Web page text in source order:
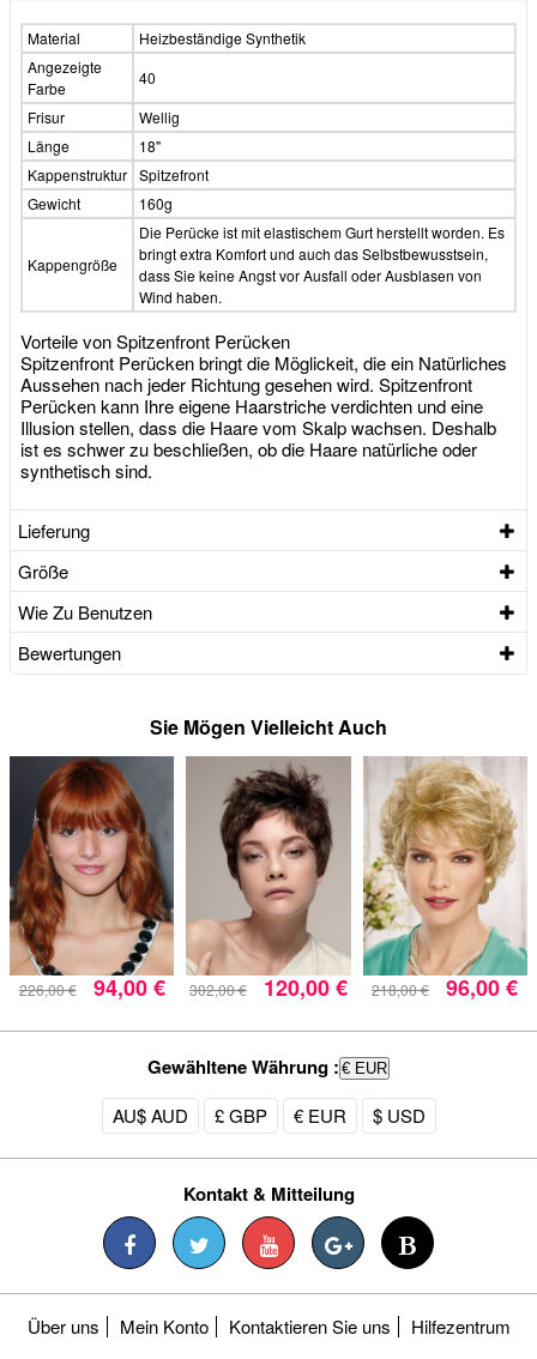
Material
Heizbeständige Synthetik
Angezeigte
Farbe
40
Frisur
Wellig
Länge
18"
Kappenstruktur Spitzefront
Gewicht
160g
Kappengröße
Die Perücke ist mit elastischem Gurt herstellt worden. Es
bringt extra Komfort und auch das Selbstbewusstsein,
dass Sie keine Angst vor Ausfall oder Ausblasen von
Wind haben.
Vorteile von Spitzenfront Perücken
Spitzenfront Perücken bringt die Möglickeit, die ein Natürliches
Aussehen nach jeder Richtung gesehen wird. Spitzenfront
Perücken kann Ihre eigene Haarstriche verdichten und eine
Illusion stellen, dass die Haare vom Skalp wachsen. Deshalb
ist es schwer zu beschließen, ob die Haare natürliche oder
synthetisch sind.
Lieferung
Größe
Wie Zu Benutzen
Bewertungen
Sie Mögen Vielleicht Auch
226,00 € 94,00 € 302,00 € 120,00 € 218,00 € 96,00 €
Gewähltene Währung : € EUR
AU$ AUD £ GBP € EUR $ USD
Kontakt & Mitteilung
Über uns Mein Konto Kontaktieren Sie uns Hilfezentrum